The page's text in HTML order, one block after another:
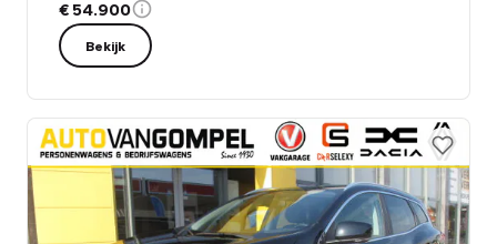
€ 54.900
Bekijk